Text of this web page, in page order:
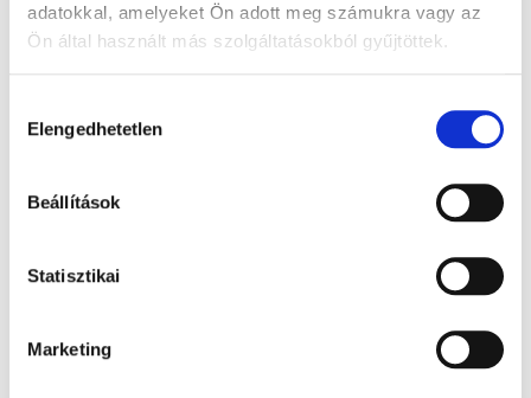
adatokkal, amelyeket Ön adott meg számukra vagy az
Ön által használt más szolgáltatásokból gyűjtöttek.
kiválasztása
Elengedhetetlen
Beállítások
Statisztikai
Marketing